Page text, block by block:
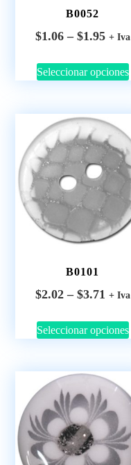
B0052
$1.06 – $1.95 + Iva
Seleccionar opciones
B0101
$2.02 – $3.71 + Iva
Seleccionar opciones